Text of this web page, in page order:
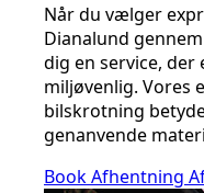
Når du vælger
Dianalund
dig en service, der
miljøvenlig. Vores
bilskrotning
genanvende
Book Afhentning